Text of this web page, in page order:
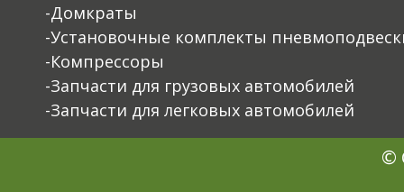
-Домкраты
-Установочные комплекты
-Компрессоры
-Запчасти для грузовых автомобилей
-Запчасти для легковых автомобилей
©